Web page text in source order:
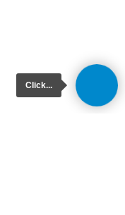
Click...